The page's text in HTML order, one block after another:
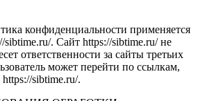
конфиденциальности применяется
sibtime.ru/. Сайт https://sibtime.ru/ не
ответственности за сайты третьих
может перейти по ссылкам,
sibtime.ru/.